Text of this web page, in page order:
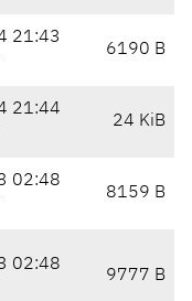
21:43
6190 B
21:44
24 KiB
02:48
8159 B
02:48
9777 B